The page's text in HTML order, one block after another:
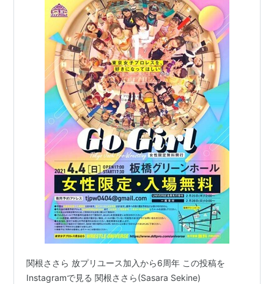
関根ささら 放プリユース加入から6周年 この投稿を
Instagramで見る 関根ささら(Sasara Sekine)